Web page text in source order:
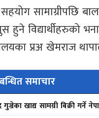
सामाग्रीपछि
हुने विद्यार्थीहरुको
प्रअ खेमराज
समाचार
गुज्रेका खाद्य सामग्री बिक्री